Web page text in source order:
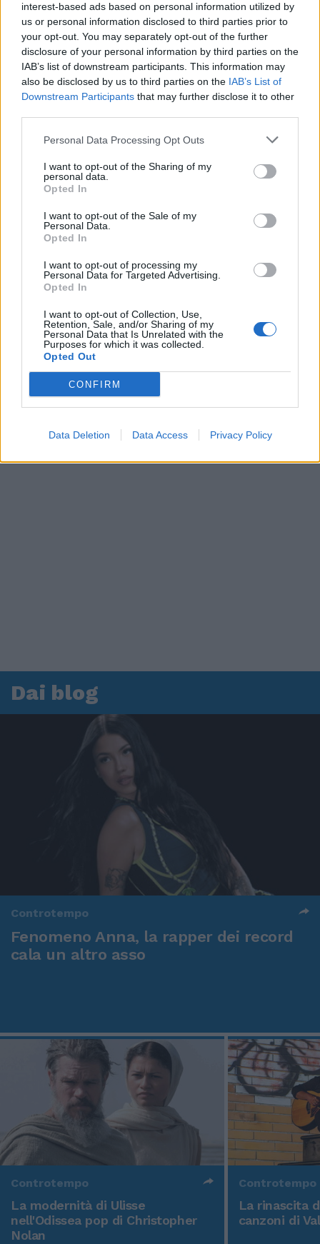
interest-based ads based on personal information utilized by
us or personal information disclosed to third parties prior to
your opt-out. You may separately opt-out of the further
disclosure of your personal information by third parties on the
IAB’s list of downstream participants. This information may
also be disclosed by us to third parties on the IAB’s List of
Downstream Participants that may further disclose it to other
Personal Data Processing Opt Outs
I want to opt-out of the Sharing of my
personal data.
Opted In
I want to opt-out of the Sale of my
Personal Data.
Opted In
I want to opt-out of processing my
Personal Data for Targeted Advertising.
Opted In
I want to opt-out of Collection, Use,
Retention, Sale, and/or Sharing of my
Personal Data that Is Unrelated with the
Purposes for which it was collected.
Opted Out
CONFIRM
Data Deletion Data Access Privacy Policy
Dai blog
Controtempo
Fenomeno Anna, la rapper dei record
cala un altro asso
Controtempo
La modernità di Ulisse
nell'Odissea pop di Christopher
Nolan
Controtempo
La rinascita
canzoni di